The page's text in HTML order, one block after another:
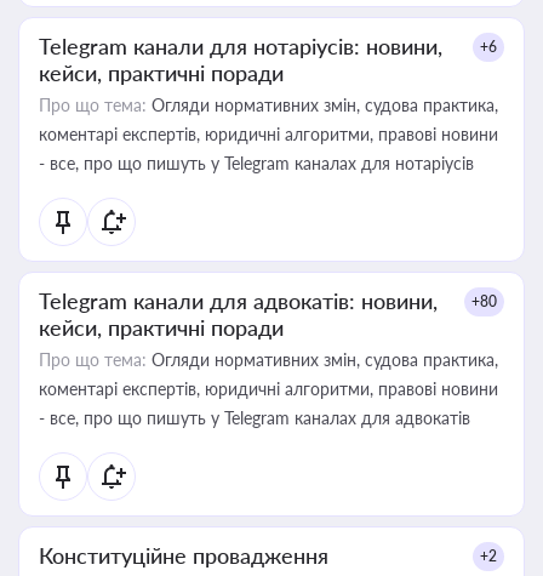
Telegram канали для нотаріусів: новини,
кейси, практичні поради
+6
Про що тема: Огляди нормативних змін, судова практика,
коментарі експертів, юридичні алгоритми, правові новини
- все, про що пишуть у Telegram каналах для нотаріусів
Telegram канали для адвокатів: новини,
кейси, практичні поради
+80
Про що тема: Огляди нормативних змін, судова практика,
коментарі експертів, юридичні алгоритми, правові новини
- все, про що пишуть у Telegram каналах для адвокатів
Конституційне провадження +2